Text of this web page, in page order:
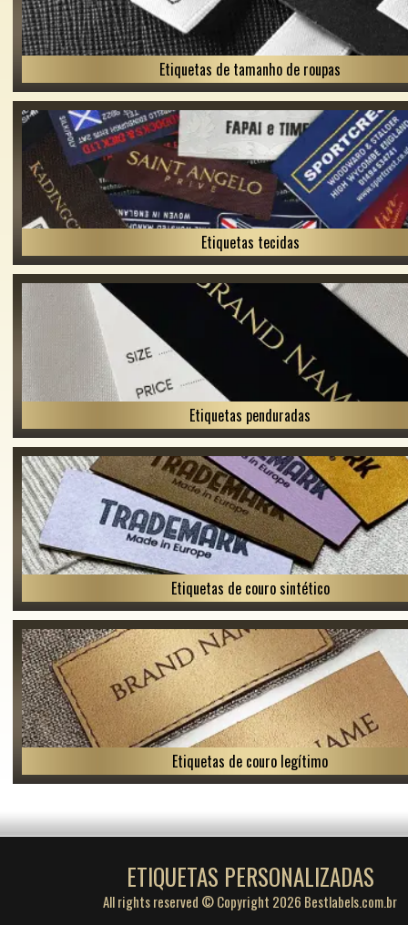
Etiquetas de tamanho de roupas
Etiquetas tecidas
Etiquetas penduradas
Etiquetas de couro sintético
Etiquetas de couro legítimo
ETIQUETAS PERSONALIZADAS
All rights reserved © Copyright 2026 Bestlabels.com.br